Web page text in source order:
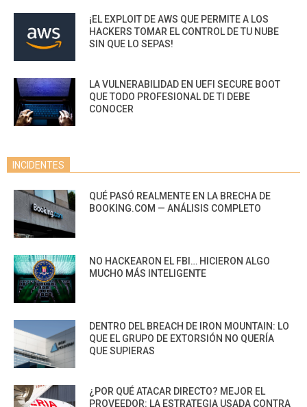
¡EL EXPLOIT DE AWS QUE PERMITE A LOS
HACKERS TOMAR EL CONTROL DE TU NUBE
SIN QUE LO SEPAS!
LA VULNERABILIDAD EN UEFI SECURE BOOT
QUE TODO PROFESIONAL DE TI DEBE
CONOCER
INCIDENTES
QUÉ PASÓ REALMENTE EN LA BRECHA DE
BOOKING.COM — ANÁLISIS COMPLETO
NO HACKEARON EL FBI… HICIERON ALGO
MUCHO MÁS INTELIGENTE
DENTRO DEL BREACH DE IRON MOUNTAIN: LO
QUE EL GRUPO DE EXTORSIÓN NO QUERÍA
QUE SUPIERAS
¿POR QUÉ ATACAR DIRECTO? MEJOR EL
PROVEEDOR: LA ESTRATEGIA USADA CONTRA